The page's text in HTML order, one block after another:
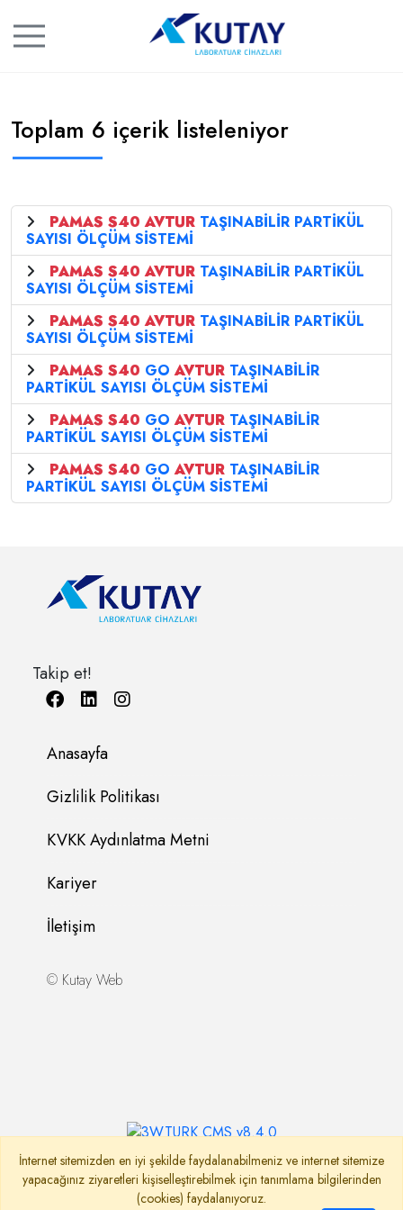
Toplam 6 içerik listeleniyor
PAMAS S40 AVTUR TAŞINABİLİR PARTİKÜL
SAYISI ÖLÇÜM SİSTEMİ
PAMAS S40 AVTUR TAŞINABİLİR PARTİKÜL
SAYISI ÖLÇÜM SİSTEMİ
PAMAS S40 AVTUR TAŞINABİLİR PARTİKÜL
SAYISI ÖLÇÜM SİSTEMİ
PAMAS S40 GOAVTUR TAŞINABİLİR
PARTİKÜL SAYISI ÖLÇÜM SİSTEMİ
PAMAS S40 GOAVTUR TAŞINABİLİR
PARTİKÜL SAYISI ÖLÇÜM SİSTEMİ
PAMAS S40 GOAVTUR TAŞINABİLİR
PARTİKÜL SAYISI ÖLÇÜM SİSTEMİ
Takip et!
Anasayfa
Gizlilik Politikası
KVKK Aydınlatma Metni
Kariyer
İletişim
© Kutay Web
İnternet sitemizden en iyi şekilde faydalanabilmeniz ve internet sitemize
yapacağınız ziyaretleri kişiselleştirebilmek için tanımlama bilgilerinden
(cookies) faydalanıyoruz.